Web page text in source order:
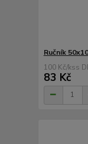
Ručník
100 Kč/ks
83 Kč